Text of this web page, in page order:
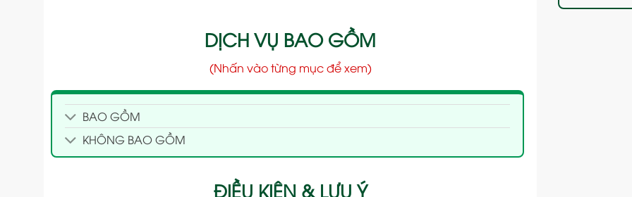
DỊCH VỤ BAO GỒM
(Nhấn vào từng mục để xem)
BAO GỒM
KHÔNG BAO GỒM
ĐIỀU KIỆN & LƯU Ý